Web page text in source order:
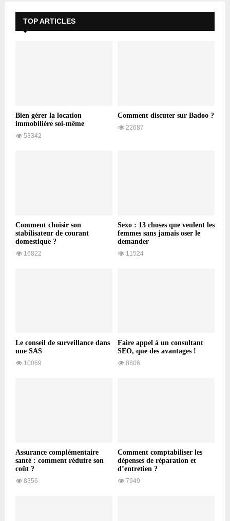
TOP ARTICLES
Bien gérer la location
immobilière soi-même
53342
Comment discuter sur Badoo ?
22687
Comment choisir son
stabilisateur de courant
domestique ?
16822
Sexo : 13 choses que veulent les
femmes sans jamais oser le
demander
11524
Le conseil de surveillance dans
une SAS
10069
Faire appel à un consultant
SEO, que des avantages !
8806
Assurance complémentaire
santé : comment réduire son
coût ?
8356
Comment comptabiliser les
dépenses de réparation et
d’entretien ?
7949